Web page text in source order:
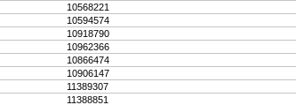
10568221
10594574
10918790
10962366
10866474
10906147
11389307
11388851